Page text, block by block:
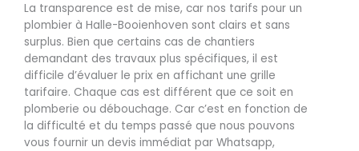
La transparence est de mise, car nos tarifs pour un
plombier à Halle-Booienhoven sont clairs et sans
surplus. Bien que certains cas de chantiers
demandant des travaux plus spécifiques, il est
difficile d’évaluer le prix en affichant une grille
tarifaire. Chaque cas est différent que ce soit en
plomberie ou débouchage. Car c’est en fonction de
la difficulté et du temps passé que nous pouvons
vous fournir un devis immédiat par Whatsapp,